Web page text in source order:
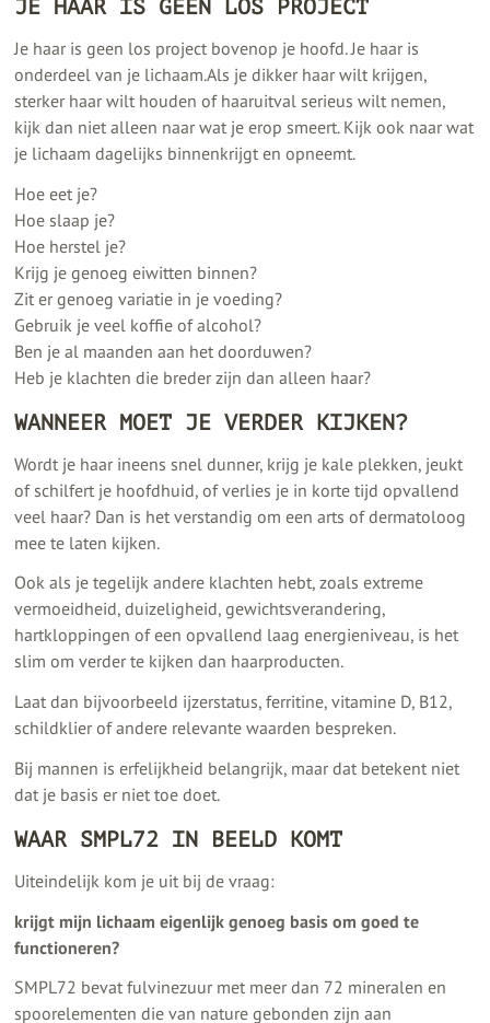
JE HAAR IS GEEN LOS PROJECT
Je haar is geen los project bovenop je hoofd. Je haar is
onderdeel van je lichaam.Als je dikker haar wilt krijgen,
sterker haar wilt houden of haaruitval serieus wilt nemen,
kijk dan niet alleen naar wat je erop smeert. Kijk ook naar wat
je lichaam dagelijks binnenkrijgt en opneemt.
Hoe eet je?
Hoe slaap je?
Hoe herstel je?
Krijg je genoeg eiwitten binnen?
Zit er genoeg variatie in je voeding?
Gebruik je veel koffie of alcohol?
Ben je al maanden aan het doorduwen?
Heb je klachten die breder zijn dan alleen haar?
WANNEER MOET JE VERDER KIJKEN?
Wordt je haar ineens snel dunner, krijg je kale plekken, jeukt
of schilfert je hoofdhuid, of verlies je in korte tijd opvallend
veel haar? Dan is het verstandig om een arts of dermatoloog
mee te laten kijken.
Ook als je tegelijk andere klachten hebt, zoals extreme
vermoeidheid, duizeligheid, gewichtsverandering,
hartkloppingen of een opvallend laag energieniveau, is het
slim om verder te kijken dan haarproducten.
Laat dan bijvoorbeeld ijzerstatus, ferritine, vitamine D, B12,
schildklier of andere relevante waarden bespreken.
Bij mannen is erfelijkheid belangrijk, maar dat betekent niet
dat je basis er niet toe doet.
WAAR SMPL72 IN BEELD KOMT
Uiteindelijk kom je uit bij de vraag:
krijgt mijn lichaam eigenlijk genoeg basis om goed te
functioneren?
SMPL72 bevat fulvinezuur met meer dan 72 mineralen en
spoorelementen die van nature gebonden zijn aan